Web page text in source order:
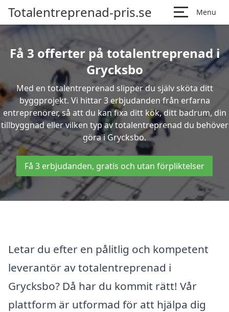
Totalentreprenad-pris.se Menu
Få 3 offerter på totalentreprenad i
Grycksbo
Med en totalentreprenad slipper du själv sköta ditt
byggprojekt. Vi hittar 3 erbjudanden från erfarna
entreprenörer, så att du kan fixa ditt kök, ditt badrum, din
tillbyggnad eller vilken typ av totalentreprenad du behöver
göra i Grycksbo.
Få 3 erbjudanden, gratis och utan förpliktelser
Letar du efter en pålitlig och kompetent
leverantör av totalentreprenad i
Grycksbo? Då har du kommit rätt! Vår
plattform är utformad för att hjälpa dig